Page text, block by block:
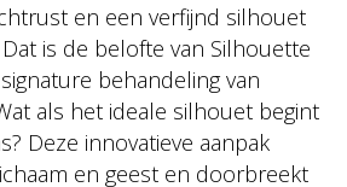
en een verfijnd silhouet
is de belofte van Silhouette
behandeling van
als het ideale silhouet begint
Deze innovatieve aanpak
en geest en doorbreekt